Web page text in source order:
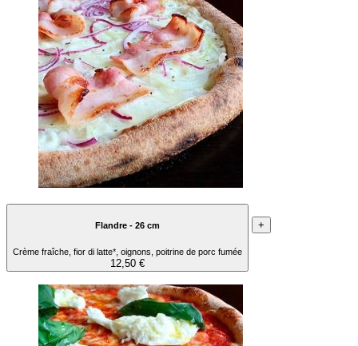
Flandre - 26 cm
Crème fraîche, fior di latte*, oignons, poitrine de porc fumée
12,50 €
+